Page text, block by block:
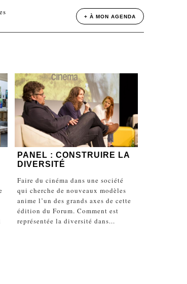
+ À MON AGENDA
PANEL : CONSTRUIRE LA
DIVERSITÉ
Faire du cinéma dans une société
qui cherche de nouveaux modèles
anime l’un des grands axes de cette
édition du Forum. Comment est
représentée la diversité dans...